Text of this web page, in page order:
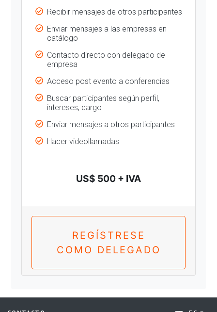
Recibir mensajes de otros participantes
Enviar mensajes a las empresas en
catálogo
Contacto directo con delegado de
empresa
Acceso post evento a conferencias
Buscar participantes según perfil,
intereses, cargo
Enviar mensajes a otros participantes
Hacer videollamadas
US$ 500 + IVA
REGÍSTRESE
COMO DELEGADO